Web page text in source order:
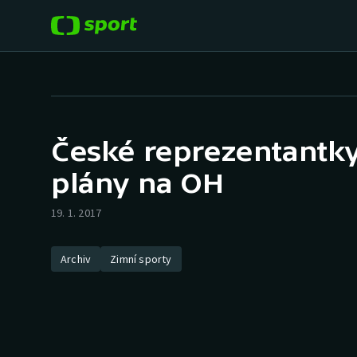
Hokej
Tenis
Cyklistika
Baseball a softbal
České
plány na OH
19. 1. 2017
Archiv Zimní sporty